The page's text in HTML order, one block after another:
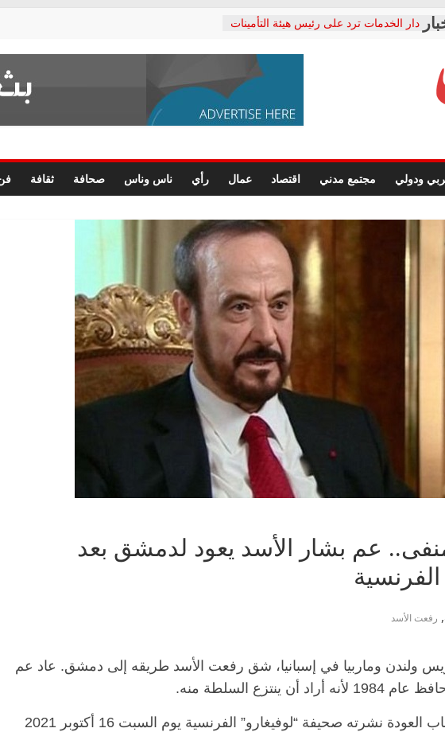
دار الخدمات ترد على رئيس هيئة التأمينات
معاناة أصحاب المعاشات.. ونطالب بكشف
فرحات سليمان يكتب: القطاع الصحي إلى
حزب التحالف الشعبي يطلق لجنة “الحق
صور .. اعتماد الرسومات النهائية للقرار
الوزاري لمدينة الصحفيين.. وانتهاء أعمال
إنشاء المبنى الإداري
متابعة قضية الدكتور محمد زهران.. ويؤكد:
قرينة البراءة وضمانات المحاكمة العادلة
حق أصيل
ودولي مجتمع مدني اقتصاد عمال رأي ناس وناس صحافة ثقافة
المنفى.. عم بشار الأسد يعود لدمشق بعد
, رفعت الأسد
باريس ولندن وماربيا في إسبانيا، شق رفعت الأسد طريقه إلى دمشق. عاد عم
السلطة منه.
وحسب تقرير مفصل حول أسباب العودة نشرته صحيفة “لوفيغارو” الفرنسية يوم السبت 16 أكتوبر 2021